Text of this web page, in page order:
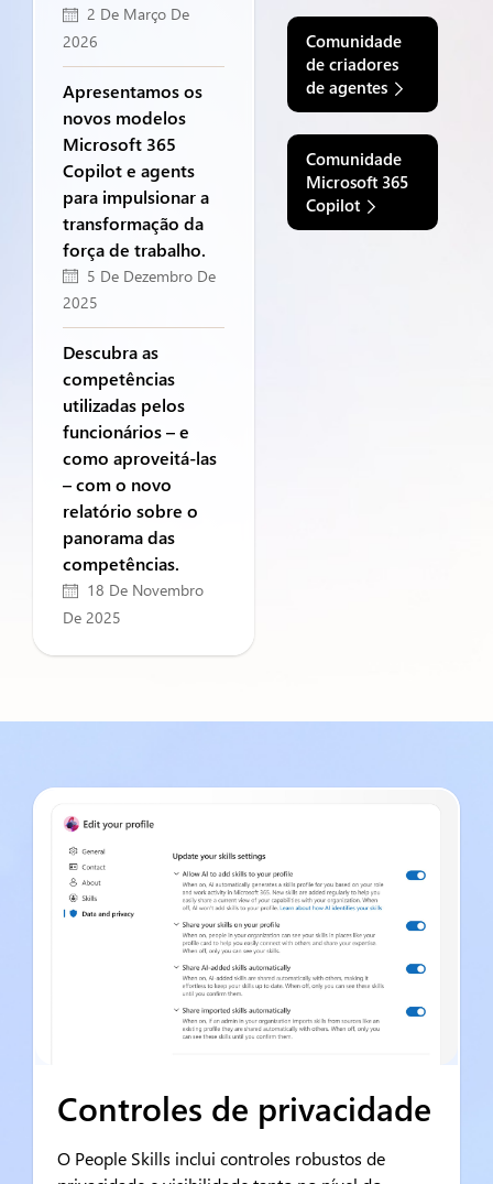
2 De Março De
2026
Apresentamos os
novos modelos
Microsoft 365
Copilot e agents
para impulsionar a
transformação da
força de trabalho.
5 De Dezembro De
2025
Descubra as
competências
utilizadas pelos
funcionários – e
como aproveitá-las
– com o novo
relatório sobre o
panorama das
competências.
18 De Novembro
De 2025
Comunidade
de criadores
de agentes
Comunidade
Microsoft 365
Copilot
Controles de privacidade
O People Skills inclui controles robustos de